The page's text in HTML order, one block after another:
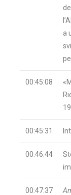
a
00:45:08
00:45:31
00:46:44
00:47:37